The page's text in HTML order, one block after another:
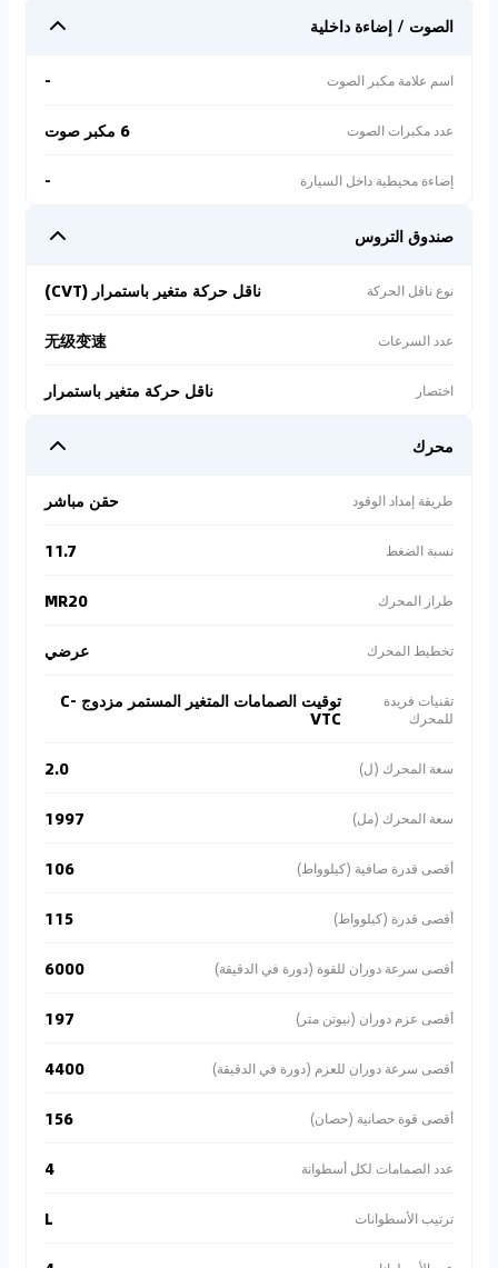
الصوت / إضاءة داخلية
اسم علامة مكبر الصوت -
عدد مكبرات الصوت 6 مكبر صوت
إضاءة محيطية داخل السيارة -
صندوق التروس
نوع ناقل الحركة ناقل حركة متغير باستمرار (CVT)
عدد السرعات 无级变速
اختصار ناقل حركة متغير باستمرار
محرك
طريقة إمداد الوقود حقن مباشر
نسبة الضغط 11.7
طراز المحرك MR20
تخطيط المحرك عرضي
تقنيات فريدة
للمحرك
توقيت الصمامات المتغير المستمر مزدوج C-
VTC
سعة المحرك (ل) 2.0
سعة المحرك (مل) 1997
أقصى قدرة صافية (كيلوواط) 106
أقصى قدرة (كيلوواط) 115
أقصى سرعة دوران للقوة (دورة في الدقيقة) 6000
أقصى عزم دوران (نيوتن متر) 197
أقصى سرعة دوران للعزم (دورة في الدقيقة) 4400
أقصى قوة حصانية (حصان) 156
عدد الصمامات لكل أسطوانة 4
ترتيب الأسطوانات L